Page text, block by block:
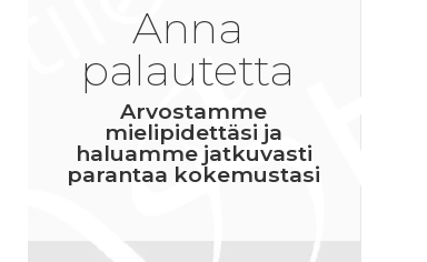
Anna
palautetta
Arvostamme
mielipidettäsi ja
haluamme jatkuvasti
parantaa kokemustasi